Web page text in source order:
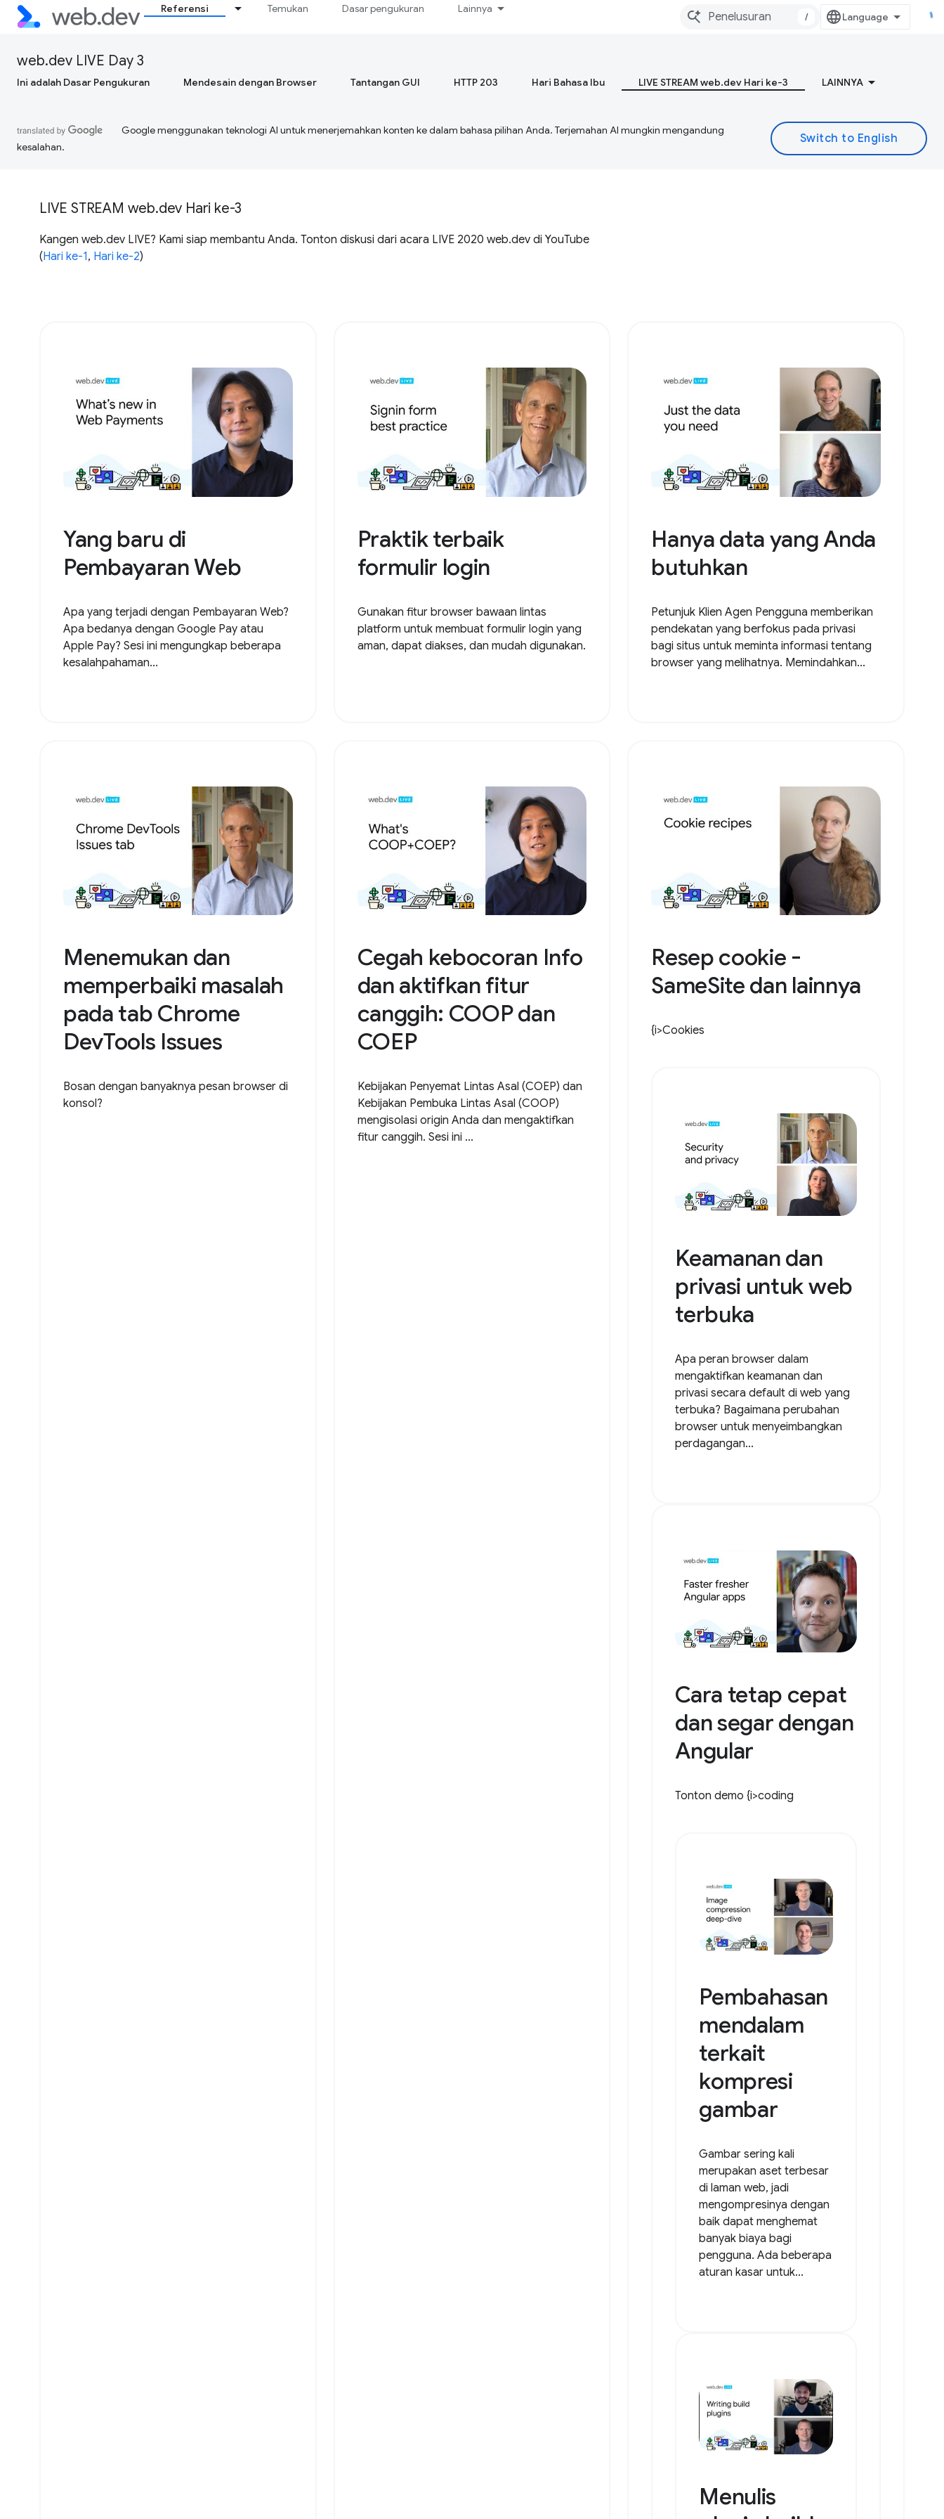
Referensi Temukan Dasar pengukuran Lainnya
/
web.dev LIVE Day 3
Ini adalah Dasar Pengukuran Mendesain dengan Browser Tantangan GUI HTTP 203 Hari Bahasa Ibu LIVE STREAM web.dev Hari ke-3 LAINNYA
Google menggunakan teknologi AI untuk menerjemahkan konten ke dalam bahasa pilihan Anda. Terjemahan AI mungkin mengandung
kesalahan.
LIVE STREAM web.dev Hari ke-3
Kangen web.dev LIVE? Kami siap membantu Anda. Tonton diskusi dari acara LIVE 2020 web.dev di YouTube
(Hari ke-1, Hari ke-2)
Yang baru di
Pembayaran Web
Apa yang terjadi dengan Pembayaran Web?
Apa bedanya dengan Google Pay atau
Apple Pay? Sesi ini mengungkap beberapa
kesalahpahaman...
Praktik terbaik
formulir login
Gunakan fitur browser bawaan lintas
platform untuk membuat formulir login yang
aman, dapat diakses, dan mudah digunakan.
Hanya data yang Anda
butuhkan
Petunjuk Klien Agen Pengguna memberikan
pendekatan yang berfokus pada privasi
bagi situs untuk meminta informasi tentang
browser yang melihatnya. Memindahkan...
Menemukan dan
memperbaiki masalah
pada tab Chrome
DevTools Issues
Bosan dengan banyaknya pesan browser di
konsol?
Cegah kebocoran Info
dan aktifkan fitur
canggih: COOP dan
COEP
Kebijakan Penyemat Lintas Asal (COEP) dan
Kebijakan Pembuka Lintas Asal (COOP)
mengisolasi origin Anda dan mengaktifkan
fitur canggih. Sesi ini ...
Resep cookie -
SameSite dan lainnya
{i>Cookies
Keamanan dan
privasi untuk web
terbuka
Apa peran browser dalam
mengaktifkan keamanan dan
privasi secara default di web yang
terbuka? Bagaimana perubahan
browser untuk menyeimbangkan
perdagangan...
Cara tetap cepat
dan segar dengan
Angular
Tonton demo {i>coding
Pembahasan
mendalam
terkait
kompresi
gambar
Gambar sering kali
merupakan aset terbesar
di laman web, jadi
mengompresinya dengan
baik dapat menghemat
banyak biaya bagi
pengguna. Ada beberapa
aturan kasar untuk...
Menulis